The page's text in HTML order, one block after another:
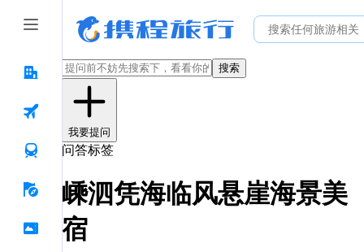
搜索
我要提问
问答标签
嵊泗凭海临风悬崖海景美
宿